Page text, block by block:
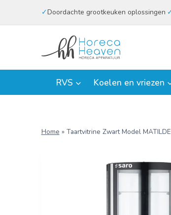
Doordachte grootkeuken oplossingen
RVS Koelen en vriezen
Home » Taartvitrine Zwart Model MATILDE